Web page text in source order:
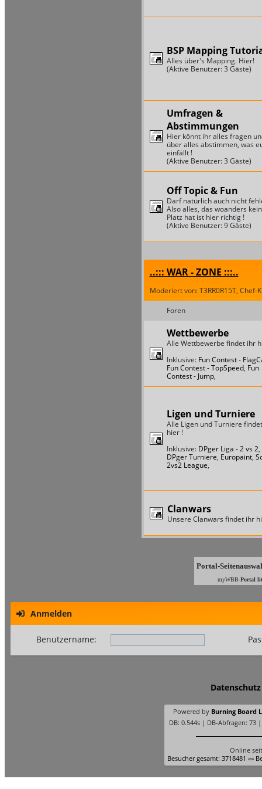
BSP Mapping
Alles über's Mapping. Hier!
(Aktive Benutzer: 3 Gäste)
Umfragen &
Abstimmungen
Hier könnt ihr alles fragen
über alles abstimmen, was
einfällt !
(Aktive Benutzer: 3 Gäste)
Off Topic & Fun
Darf natürlich auch nicht
Also alles, das woanders
Platz hat ist hier richtig !
(Aktive Benutzer: 9 Gäste)
..::: WAR - ZONE :::..
Moderiert von: T3RR0R15T, Chef-
Foren
Wettbewerbe
Alle Wettbewerbe findet ihr
Inklusive: Fun Contest -
Fun Contest - TopSpeed, Fun
Contest - Jump,
Ligen und Turniere
Alle Ligen und Turniere
hier !
Inklusive: DPger Liga - 2 vs 2,
DPger Turniere, Europaint,
2vs2 League,
Clanwars
Unsere Clanwars findet ihr
Portal-
myWBB-Portal
Anmelden
Benutzername:
Datenschutz
Powered by Burning Board
DB: 0.544s | DB-Abfragen: 73
Online
Besucher gesamt: 3718481 «»